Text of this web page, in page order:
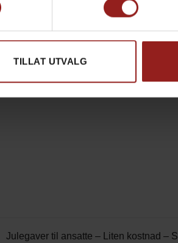
TILLAT UTVALG
Julegaver til ansatte – Liten kostnad –